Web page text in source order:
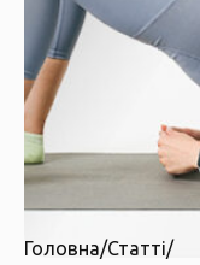
Головна/Статті/